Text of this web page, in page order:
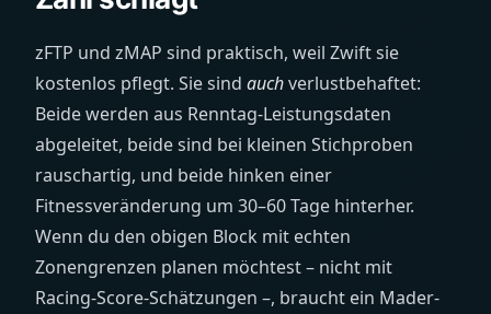
zFTP und zMAP sind praktisch, weil Zwift sie
kostenlos pflegt. Sie sind auchverlustbehaftet:
Beide werden aus Renntag-Leistungsdaten
abgeleitet, beide sind bei kleinen Stichproben
rauschartig, und beide hinken einer
Fitnessveränderung um 30–60 Tage hinterher.
Wenn du den obigen Block mit echten
Zonengrenzen planen möchtest – nicht mit
Racing-Score-Schätzungen –, braucht ein Mader-